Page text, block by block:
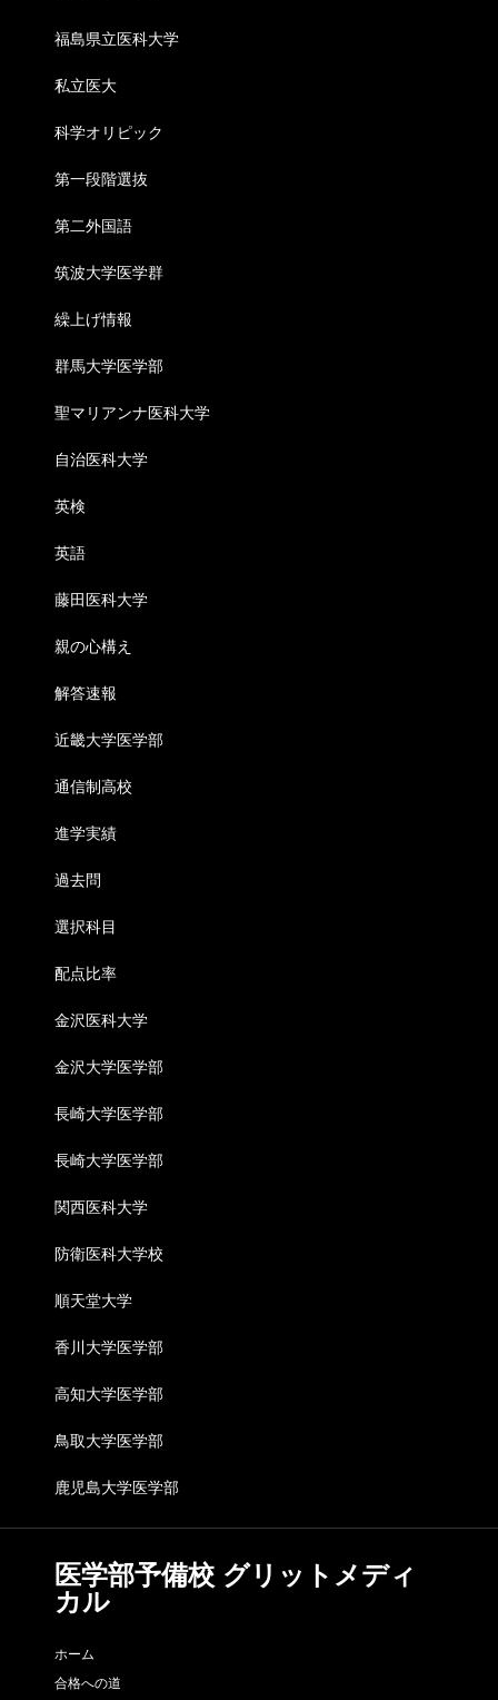
福島県立医科大学
私立医大
科学オリピック
第一段階選抜
第二外国語
筑波大学医学群
繰上げ情報
群馬大学医学部
聖マリアンナ医科大学
自治医科大学
英検
英語
藤田医科大学
親の心構え
解答速報
近畿大学医学部
通信制高校
進学実績
過去問
選択科目
配点比率
金沢医科大学
金沢大学医学部
長崎大学医学部
長崎大学医学部
関西医科大学
防衛医科大学校
順天堂大学
香川大学医学部
高知大学医学部
鳥取大学医学部
鹿児島大学医学部
医学部予備校 グリットメディ
カル
ホーム
合格への道